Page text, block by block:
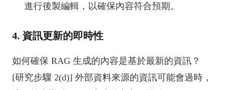
進行後製編輯，以確保內容符合預期。
4. 資訊更新的即時性
如何確保 RAG 生成的內容是基於最新的資訊？
[研究步驟 2(d)] 外部資料來源的資訊可能會過時，